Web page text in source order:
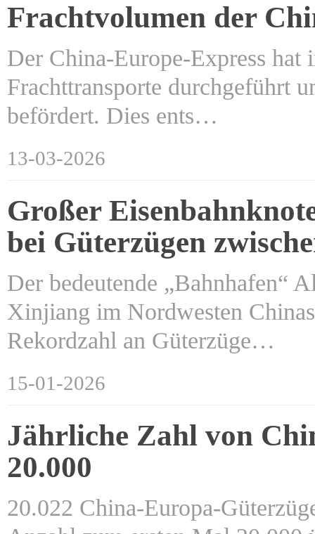
Frachtvolumen der
Der China-Europe-Express hat
Frachttransporte durchgeführt
befördert. Dies ents…
13-03-2026
Großer
bei Güterzügen
Der bedeutende „Bahnhafen“
Xinjiang im Nordwesten
Rekordzahl an Güterzüge…
15-01-2026
Jährliche Zahl von
20.000
20.022 China-Europa-